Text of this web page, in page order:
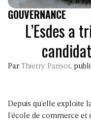
GOUVERNANCE
L’Esdes a
Par Thierry Parisot,
Depuis qu’elle exploite
l’école de commerce